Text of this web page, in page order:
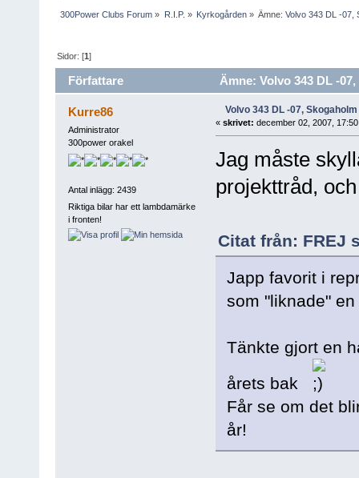
300Power Clubs Forum » R.I.P. » Kyrkogården» Ämne:Volvo 343 DL -07,
Sidor: [1]
Författare Ämne: Volvo 343 DL -
Kurre86
Administrator
300power orakel
Antal inlägg: 2439
Riktiga bilar har ett lambdamärke
i fronten!
Volvo 343 DL -07,
« skrivet: december 02, 2007,
Jag måste
projekttråd,
Citat från: FREJ
Japp favorit i
som "liknade" en
Tänkte gjort en
årets bak
Får se om det
år!